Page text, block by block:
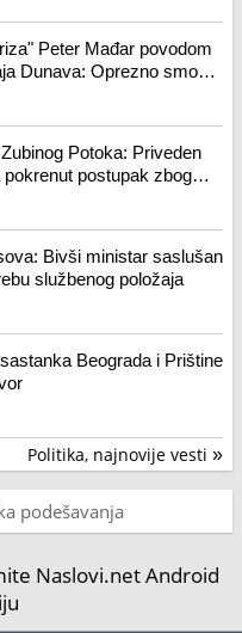
Peter Mađar povodom
Dunava: Oprezno smo
Potoka: Priveden
postupak zbog
Bivši ministar saslušan
službenog položaja
Beograda i Prištine
Politika, najnovije vesti »
podešavanja
Naslovi.net Android